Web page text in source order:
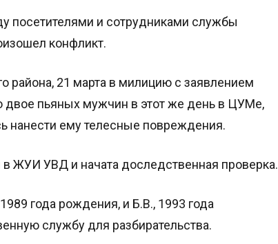
посетителями и сотрудниками службы
конфликт.
21 марта в милицию с заявлением
двое пьяных мужчин в этот же день в ЦУМе,
нанести ему телесные повреждения.
ЖУИ УВД и начата доследственная проверка.
года рождения, и Б.В., 1993 года
службу для разбирательства.